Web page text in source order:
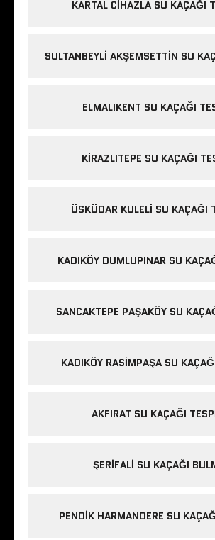
KARTAL CIHAZLA SU KAÇAĞI
SULTANBEYLI AKŞEMSETTIN SU
ELMALIKENT SU KAÇAĞI
KIRAZLITEPE SU KAÇAĞI
ÜSKÜDAR KULELI SU KAÇAĞI
KADIKÖY DUMLUPINAR SU
SANCAKTEPE PAŞAKÖY SU
KADIKÖY RASIMPAŞA SU
AKFIRAT SU KAÇAĞI
ŞERIFALI SU KAÇAĞI
PENDIK HARMANDERE SU